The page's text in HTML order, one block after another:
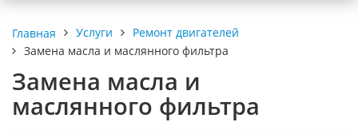
Главная Услуги
Ремонт двигателей
Замена масла и маслянного фильтра
Замена масла и
маслянного фильтра